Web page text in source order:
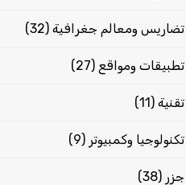
تضاريس ومعالم جغرافية (32)
تطبيقات ومواقع (27)
تقنية (11)
تكنولوجيا وكمبيوتر (9)
جزر (38)